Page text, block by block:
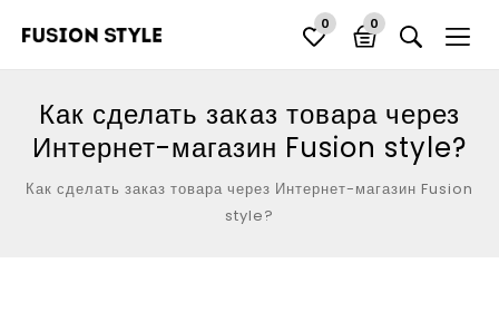
0 0
Как сделать заказ товара через
Интернет-магазин Fusion style?
Как сделать заказ товара через Интернет-магазин Fusion
style?